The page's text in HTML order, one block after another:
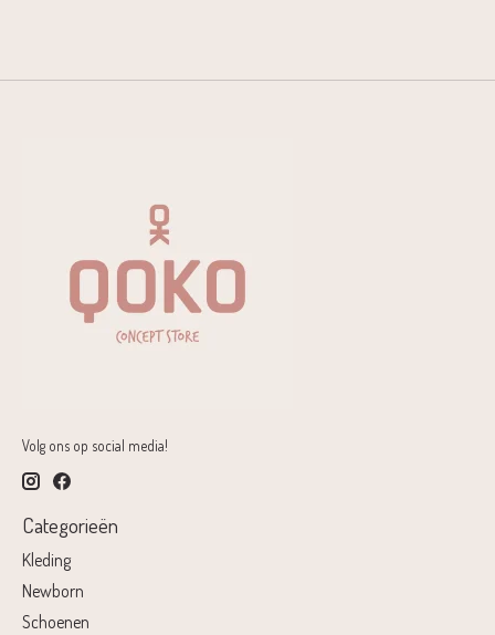
Volg ons op social media!
Categorieën
Kleding
Newborn
Schoenen